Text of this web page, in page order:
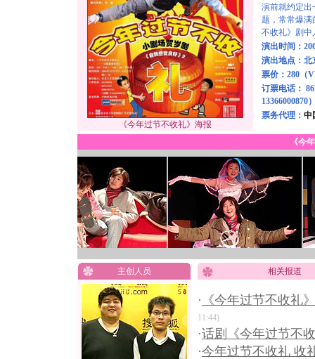
《今年过节不收礼》海报
演前就约定出
题，常常爆满
不收礼》剧
演出时间：
演出地点：北
票价：280（
订票电话：
13366000870
票务代理： 中
《今
主创人员 相关报道
· 《今年过节不收礼
11:44)
·话剧《今年过节不
·今年过节不收礼 收